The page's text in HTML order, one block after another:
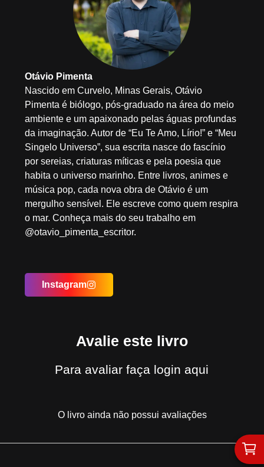
Otávio Pimenta
Nascido em Curvelo, Minas Gerais, Otávio
Pimenta é biólogo, pós-graduado na área do meio
ambiente e um apaixonado pelas águas profundas
da imaginação. Autor de “Eu Te Amo, Lírio!” e “Meu
Singelo Universo”, sua escrita nasce do fascínio
por sereias, criaturas míticas e pela poesia que
habita o universo marinho. Entre livros, animes e
música pop, cada nova obra de Otávio é um
mergulho sensível. Ele escreve como quem respira
o mar. Conheça mais do seu trabalho em
@otavio_pimenta_escritor.
Instagram
Avalie este livro
Para avaliarfaça login aqui
O livro ainda não possui avaliações